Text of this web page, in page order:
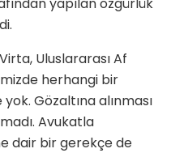
Uluslararası Af
herhangi bir
Gözaltına alınması
Avukatla
dair bir gerekçe de